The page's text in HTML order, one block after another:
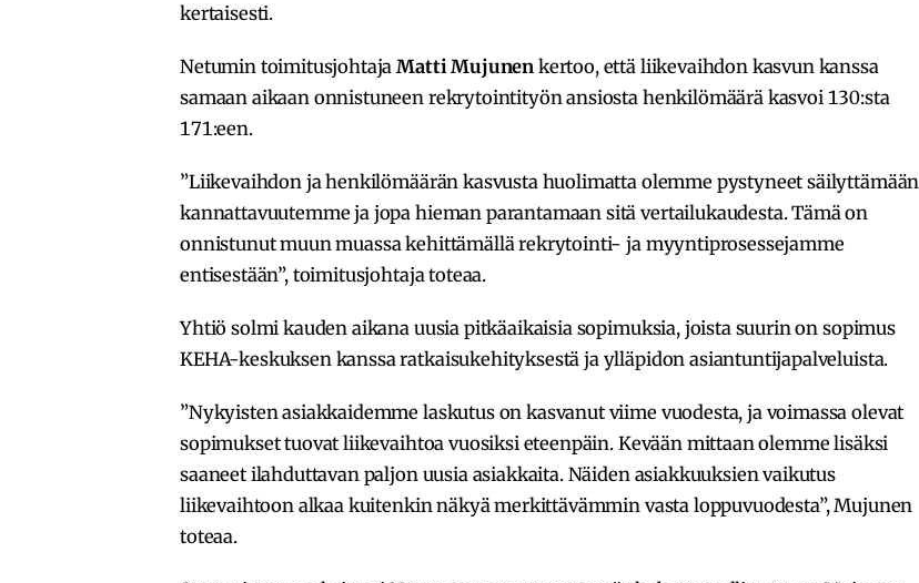
kertaisesti.
Netumin toimitusjohtaja Matti Mujunen kertoo, että liikevaihdon kasvun kanssa
samaan aikaan onnistuneen rekrytointityön ansiosta henkilömäärä kasvoi 130:sta
171:een.
”Liikevaihdon ja henkilömäärän kasvusta huolimatta olemme pystyneet säilyttämään
kannattavuutemme ja jopa hieman parantamaan sitä vertailukaudesta. Tämä on
onnistunut muun muassa kehittämällä rekrytointi- ja myyntiprosessejamme
entisestään”, toimitusjohtaja toteaa.
Yhtiö solmi kauden aikana uusia pitkäaikaisia sopimuksia, joista suurin on sopimus
KEHA-keskuksen kanssa ratkaisukehityksestä ja ylläpidon asiantuntijapalveluista.
”Nykyisten asiakkaidemme laskutus on kasvanut viime vuodesta, ja voimassa olevat
sopimukset tuovat liikevaihtoa vuosiksi eteenpäin. Kevään mittaan olemme lisäksi
saaneet ilahduttavan paljon uusia asiakkaita. Näiden asiakkuuksien vaikutus
liikevaihtoon alkaa kuitenkin näkyä merkittävämmin vasta loppuvuodesta”, Mujunen
toteaa.